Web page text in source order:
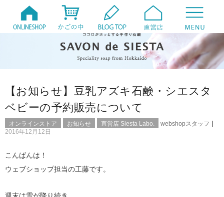
【お知らせ】豆乳アズキ石鹸・シエスタ
ベビーの予約販売について
オンラインストア お知らせ 直営店 Siesta Labo. webshopスタッフ |
2016年12月12日
こんばんは！
ウェブショップ担当の工藤です。